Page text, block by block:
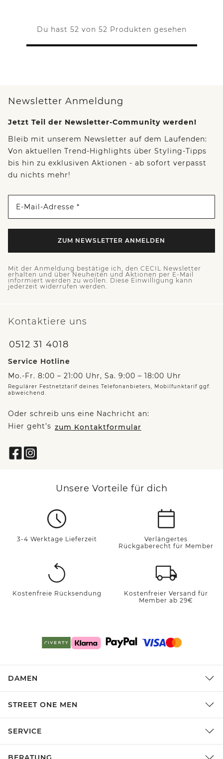
Du hast 52 von 52 Produkten gesehen
Newsletter Anmeldung
Jetzt Teil der Newsletter-Community werden!
Bleib mit unserem Newsletter auf dem Laufenden:
Von aktuellen Trend-Highlights über Styling-Tipps
bis hin zu exklusiven Aktionen - ab sofort verpasst
du nichts mehr!
E-Mail-Adresse *
ZUM NEWSLETTER ANMELDEN
Mit der Anmeldung bestätige ich, den CECIL Newsletter
erhalten und über Neuheiten und Aktionen per E-Mail
informiert werden zu wollen. Diese Einwilligung kann
jederzeit widerrufen werden.
Kontaktiere uns
0512 31 4018
Service Hotline
Mo.-Fr. 8:00 – 21:00 Uhr, Sa. 9:00 – 18:00 Uhr
Regulärer Festnetztarif deines Telefonanbieters, Mobilfunktarif ggf.
abweichend.
Oder schreib uns eine Nachricht an:
Hier geht’s zum Kontaktformular
Unsere Vorteile für dich
3-4 Werktage Lieferzeit
Verlängertes
Rückgaberecht für Member
Kostenfreie Rücksendung
Kostenfreier Versand für
Member ab 29€
DAMEN
STREET ONE MEN
SERVICE